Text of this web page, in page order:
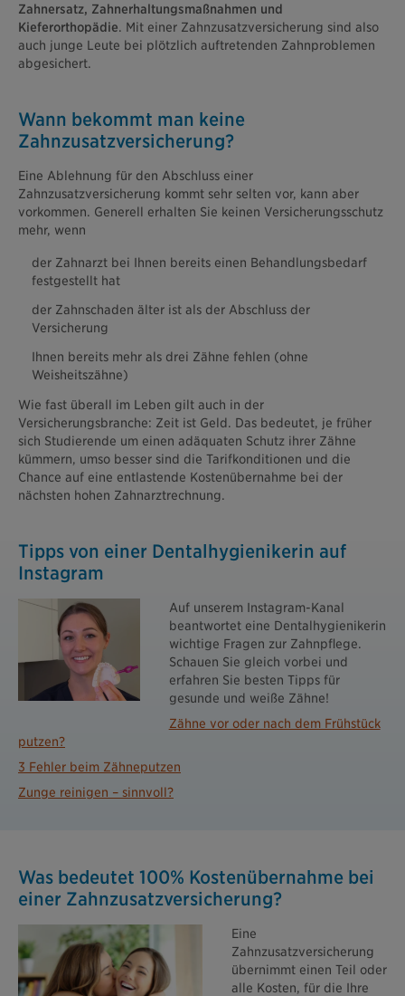
Zahnersatz, Zahnerhaltungsmaßnahmen und
Kieferorthopädie. Mit einer Zahnzusatzversicherung sind also
auch junge Leute bei plötzlich auftretenden Zahnproblemen
abgesichert.
Wann bekommt man keine
Zahnzusatzversicherung?
Eine Ablehnung für den Abschluss einer
Zahnzusatzversicherung kommt sehr selten vor, kann aber
vorkommen. Generell erhalten Sie keinen Versicherungsschutz
mehr, wenn
der Zahnarzt bei Ihnen bereits einen Behandlungsbedarf
festgestellt hat
der Zahnschaden älter ist als der Abschluss der
Versicherung
Ihnen bereits mehr als drei Zähne fehlen (ohne
Weisheitszähne)
Wie fast überall im Leben gilt auch in der
Versicherungsbranche: Zeit ist Geld. Das bedeutet, je früher
sich Studierende um einen adäquaten Schutz ihrer Zähne
kümmern, umso besser sind die Tarifkonditionen und die
Chance auf eine entlastende Kostenübernahme bei der
nächsten hohen Zahnarztrechnung.
Tipps von einer Dentalhygienikerin auf
Instagram
Auf unserem Instagram-Kanal
beantwortet eine Dentalhygienikerin
wichtige Fragen zur Zahnpflege.
Schauen Sie gleich vorbei und
erfahren Sie besten Tipps für
gesunde und weiße Zähne!
Zähne vor oder nach dem Frühstück
putzen?
3 Fehler beim Zähneputzen
Zunge reinigen – sinnvoll?
Was bedeutet 100% Kostenübernahme bei
einer Zahnzusatz­versicherung?
Eine
Zahnzusatzversicherung
übernimmt einen Teil oder
alle Kosten, für die Ihre